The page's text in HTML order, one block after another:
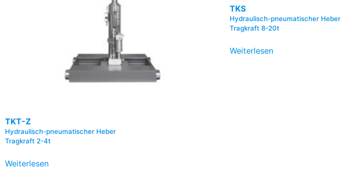
TKT-Z
Hydraulisch-pneumatischer Heber
Tragkraft 2-4t
Weiterlesen
TKS
Hydraulisch-pneumatischer Heber
Tragkraft 8-20t
Weiterlesen